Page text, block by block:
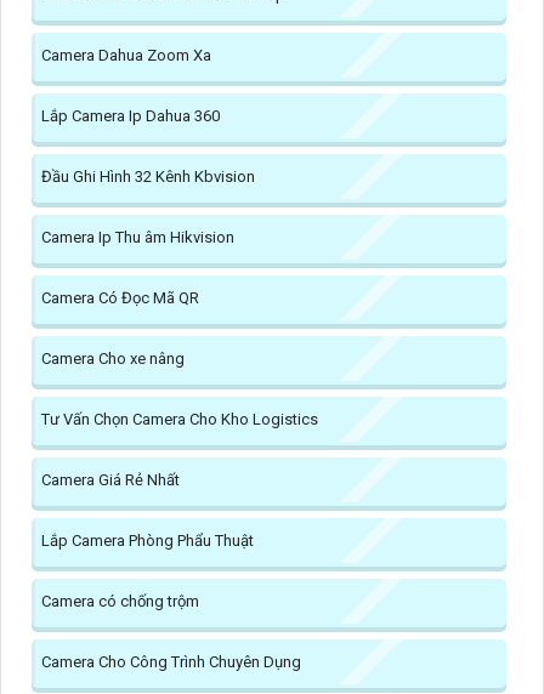
Camera Dahua Zoom Xa
Lắp Camera Ip Dahua 360
Đầu Ghi Hình 32 Kênh Kbvision
Camera Ip Thu âm Hikvision
Camera Có Đọc Mã QR
Camera Cho xe nâng
Tư Vấn Chọn Camera Cho Kho Logistics
Camera Giá Rẻ Nhất
Lắp Camera Phòng Phẩu Thuật
Camera có chống trộm
Camera Cho Công Trình Chuyên Dụng